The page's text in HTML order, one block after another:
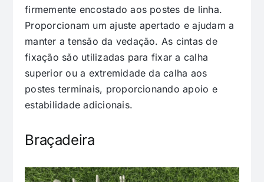
firmemente encostado aos postes de linha.
Proporcionam um ajuste apertado e ajudam a
manter a tensão da vedação. As cintas de
fixação são utilizadas para fixar a calha
superior ou a extremidade da calha aos
postes terminais, proporcionando apoio e
estabilidade adicionais.
Braçadeira